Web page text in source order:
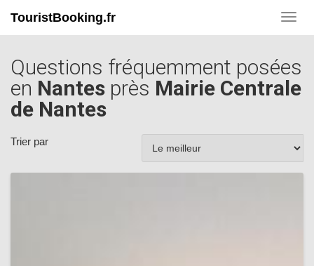
TouristBooking.fr
Questions fréquemment posées
en Nantes près Mairie Centrale
de Nantes
Trier par